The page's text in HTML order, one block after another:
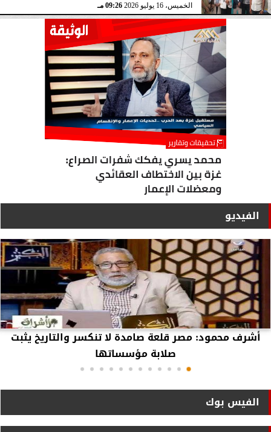
الخميس، 16 يوليو 2026 09:26 مـ
الفيديو
أشرف محمود: مصر قلعة صامدة لا تنكسر والتاريخ يثبت
صلابة مؤسساتها
الفيس بوك